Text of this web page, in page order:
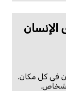
في كل مكان.